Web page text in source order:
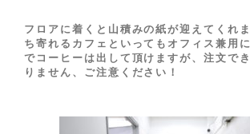
フロアに着くと山積みの紙が迎えてくれ
ち寄れるカフェといってもオフィス兼用
でコーヒーは出して頂けますが、注文で
りません、ご注意ください！